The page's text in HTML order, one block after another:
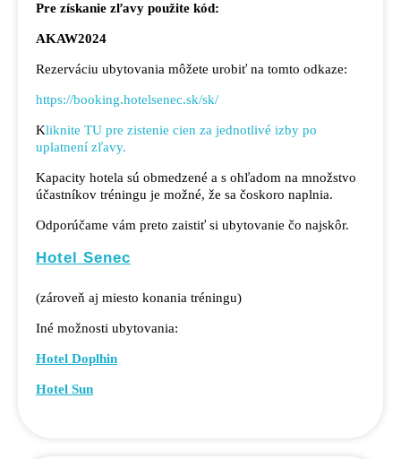
Pre získanie zľavy použite kód:
AKAW2024
Rezerváciu ubytovania môžete urobiť na tomto odkaze:
https://booking.hotelsenec.sk/sk/
Kliknite TU pre zistenie cien za jednotlivé izby po
uplatnení zľavy.
Kapacity hotela sú obmedzené a s ohľadom na množstvo
účastníkov tréningu je možné, že sa čoskoro naplnia.
Odporúčame vám preto zaistiť si ubytovanie čo najskôr.
Hotel Senec
(zároveň aj miesto konania tréningu)
Iné možnosti ubytovania:
Hotel Doplhin
Hotel Sun